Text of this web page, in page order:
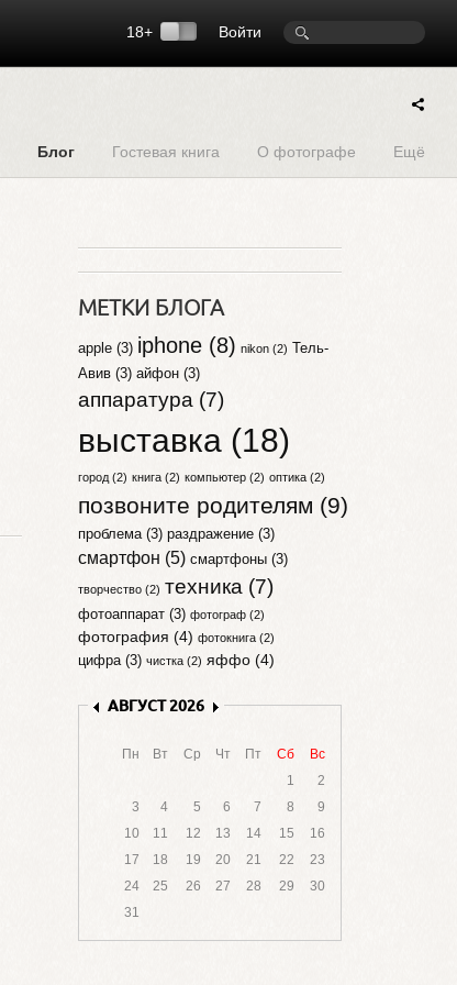
Войти
18+
Блог Гостевая книга О фотографе Ещё
МЕТКИ БЛОГА
apple (3) iphone (8) nikon (2) Тель-
Авив (3) айфон (3)
аппаратура (7)
выставка (18)
город (2) книга (2) компьютер (2) оптика (2)
позвоните родителям (9)
проблема (3) раздражение (3)
смартфон (5) смартфоны (3)
творчество (2) техника (7)
фотоаппарат (3) фотограф (2)
фотография (4) фотокнига (2)
цифра (3) чистка (2) яффо (4)
АВГУСТ 2026
Пн Вт Ср Чт Пт Сб
Вс
1
2
3
4 5 6 7 8
9
10
11 12 13 14 15
16
17
18 19 20 21 22
23
24
25 26 27 28 29
30
31